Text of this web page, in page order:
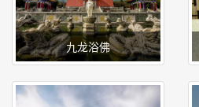
九龙浴佛
九龙浴太子喷泉以九龙浴太子
九龙浴佛